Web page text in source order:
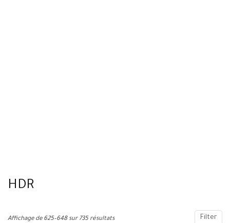
HDR
Filter
Affichage de 625–648 sur 735 résultats